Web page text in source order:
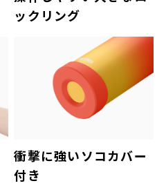
ックリング
衝撃に強いソコカバー
付き